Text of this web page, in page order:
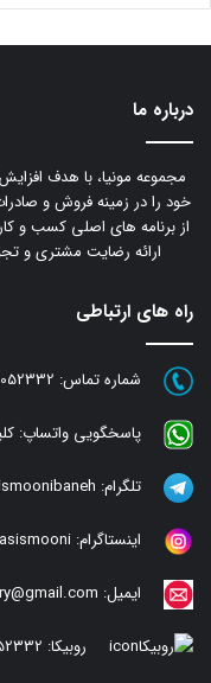
درباره ما
مجموعه مونیا، با هدف
خود را در زمینه فروش و
از برنامه های اصلی کسب و
ارائه رضایت مشتری و
راه های ارتباطی
شماره تماس:
پاسخگویی واتساپ:
تلگرام:
اینستاگرام:
ایمیل:
روبیکا: